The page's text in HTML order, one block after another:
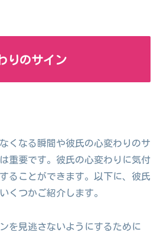
りのサイン
くなる瞬間や彼氏の心変わりのサ
重要です。彼氏の心変わりに気付
ることができます。以下に、彼氏
くつかご紹介します。
を見逃さないようにするために